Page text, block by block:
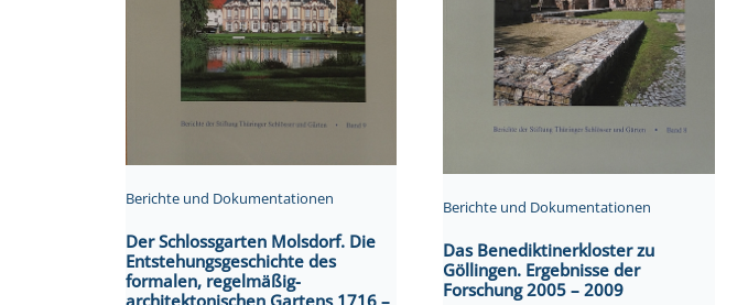
Berichte und Dokumentationen
Der Schlossgarten Molsdorf. Die
Entstehungsgeschichte des
formalen, regelmäßig-
Berichte und Dokumentationen
Das Benediktinerkloster zu
Göllingen. Ergebnisse der
Forschung 2005 – 2009